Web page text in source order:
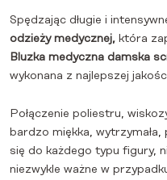
Spędzając długie i
odzieży medycznej, która
Bluzka medyczna damska
wykonana z najlepszej
Połączenie poliestru,
bardzo miękka,
się do każdego typu figury,
niezwykle ważne w